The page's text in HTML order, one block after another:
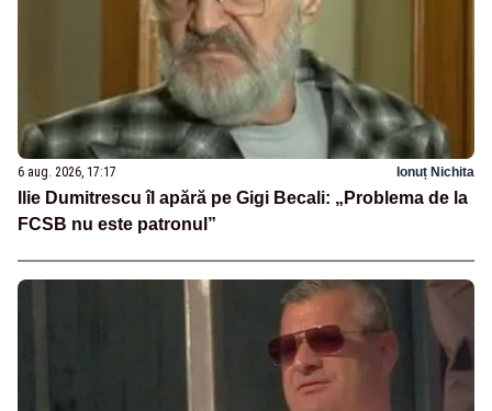
6 aug. 2026, 17:17 Ionuț Nichita
Ilie Dumitrescu îl apără pe Gigi Becali: „Problema de la
FCSB nu este patronul”